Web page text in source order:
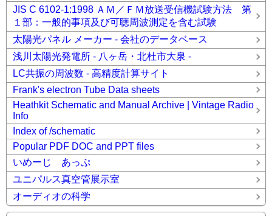
JIS C 6102-1:1998 ＡＭ／ＦＭ放送受信機試験方法 第
１部：一般的事項及び可聴周波測定を含む試験
太陽光パネル メーカー - 会社のデータベース
浅川太陽光発電所 - 八ヶ岳・北杜市大泉 -
LC共振の周波数 - 高精度計算サイト
Frank's electron Tube Data sheets
Heathkit Schematic and Manual Archive | Vintage Radio
Info
Index of /schematic
Popular PDF DOC and PPT files
いめーじ あっぷ
ユニパルス真空管展示室
オーディオの科学